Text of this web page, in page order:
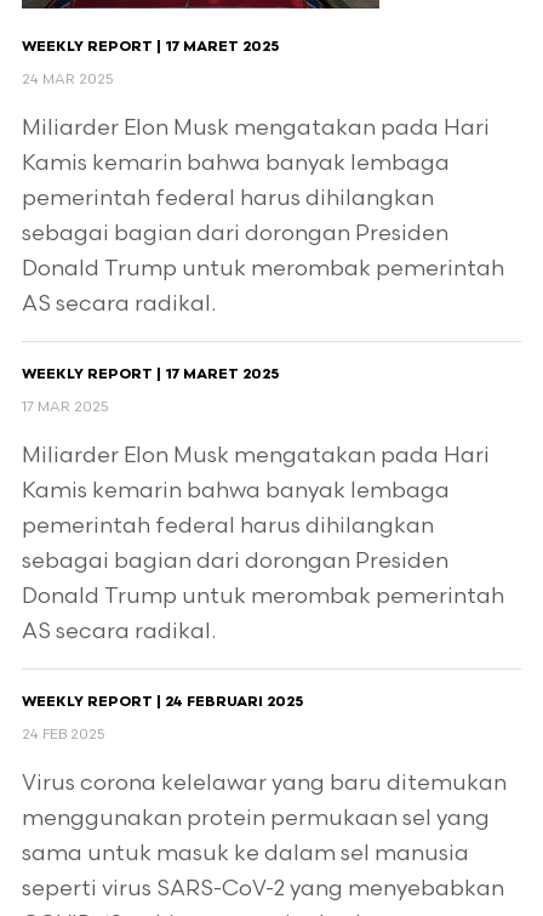
WEEKLY REPORT | 17 MARET 2025
24 MAR 2025
Miliarder Elon Musk mengatakan pada Hari
Kamis kemarin bahwa banyak lembaga
pemerintah federal harus dihilangkan
sebagai bagian dari dorongan Presiden
Donald Trump untuk merombak pemerintah
AS secara radikal.
WEEKLY REPORT | 17 MARET 2025
17 MAR 2025
Miliarder Elon Musk mengatakan pada Hari
Kamis kemarin bahwa banyak lembaga
pemerintah federal harus dihilangkan
sebagai bagian dari dorongan Presiden
Donald Trump untuk merombak pemerintah
AS secara radikal.
WEEKLY REPORT | 24 FEBRUARI 2025
24 FEB 2025
Virus corona kelelawar yang baru ditemukan
menggunakan protein permukaan sel yang
sama untuk masuk ke dalam sel manusia
seperti virus SARS-CoV-2 yang menyebabkan